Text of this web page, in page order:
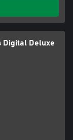
Digital Deluxe